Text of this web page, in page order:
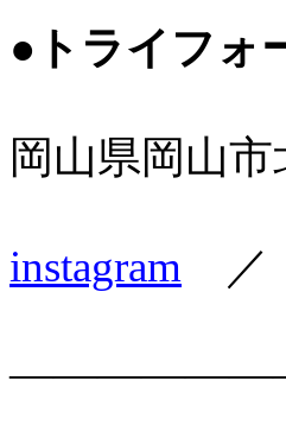
●トライフォ
岡山県岡山
instagram